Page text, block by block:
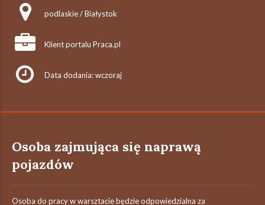
podlaskie / Białystok
Klient portalu Praca.pl
Data dodania: wczoraj
Osoba zajmująca się naprawą
pojazdów
Osoba do pracy w warsztacie będzie odpowiedzialna za